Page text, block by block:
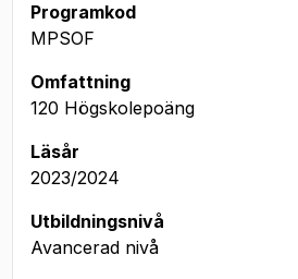
Programkod
MPSOF
Omfattning
120 Högskolepoäng
Läsår
2023/2024
Utbildningsnivå
Avancerad nivå